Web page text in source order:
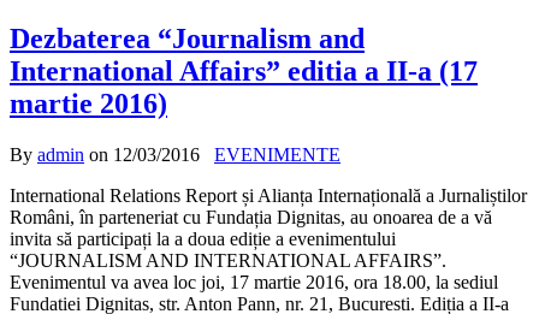
Dezbaterea “Journalism and
International Affairs” editia a II-a (17
martie 2016)
By admin on 12/03/2016
EVENIMENTE
International Relations Report și Alianța Internațională a Jurnaliștilor
Români, în parteneriat cu Fundația Dignitas, au onoarea de a vă
invita să participați la a doua ediție a evenimentului
“JOURNALISM AND INTERNATIONAL AFFAIRS”.
Evenimentul va avea loc joi, 17 martie 2016, ora 18.00, la sediul
Fundatiei Dignitas, str. Anton Pann, nr. 21, Bucuresti. Ediția a II-a